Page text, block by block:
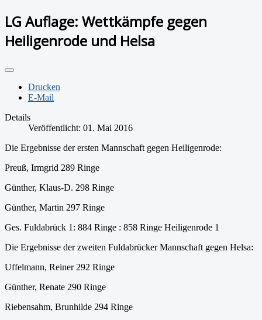
LG Auflage: Wettkämpfe gegen
Heiligenrode und Helsa
Drucken
E-Mail
Details
Veröffentlicht: 01. Mai 2016
Die Ergebnisse der ersten Mannschaft gegen Heiligenrode:
Preuß, Irmgrid 289 Ringe
Günther, Klaus-D. 298 Ringe
Günther, Martin 297 Ringe
Ges. Fuldabrück 1: 884 Ringe : 858 Ringe Heiligenrode 1
Die Ergebnisse der zweiten Fuldabrücker Mannschaft gegen Helsa:
Uffelmann, Reiner 292 Ringe
Günther, Renate 290 Ringe
Riebensahm, Brunhilde 294 Ringe